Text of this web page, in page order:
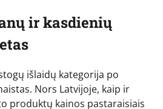
ir kasdienių
išlaidų kategorija po
Nors Latvijoje, kaip ir
produktų kainos pastaraisiais